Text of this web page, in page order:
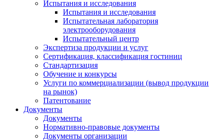
Испытания и исследования
Испытания и исследования
Испытательная лаборатория
электрооборудования
Испытательный центр
Экспертиза продукции и услуг
Сертификация, классификация гостиниц
Стандартизация
Обучение и конкурсы
Услуги по коммерциализации (вывод продукции
на рынок)
Патентование
Документы
Документы
Нормативно-правовые документы
Документы организации